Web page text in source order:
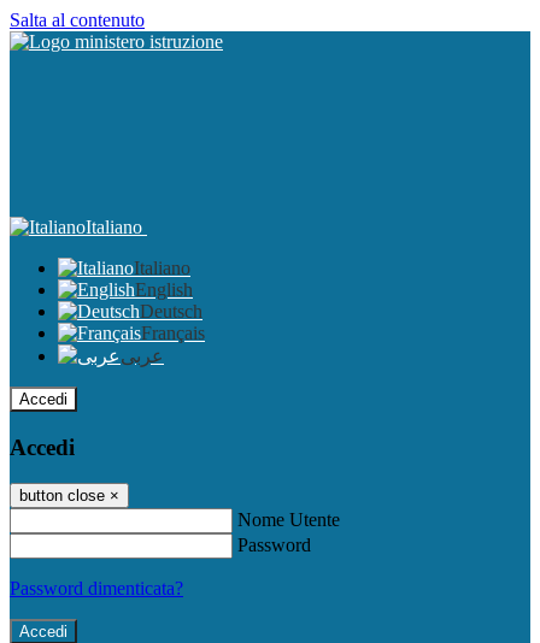
Salta al contenuto
Italiano
Italiano
English
Deutsch
Français
عربى
Accedi
Accedi
button close ×
Nome Utente
Password
Password dimenticata?